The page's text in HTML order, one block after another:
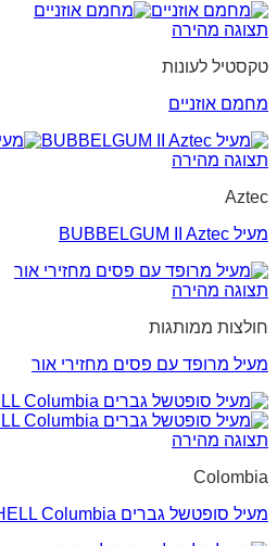
תצוגה מהירה
טקסטיל לעונות
מחמם אוזניים
תצוגה מהירה
Aztec
מעיל BUBBELGUM II Aztec
תצוגה מהירה
חולצות ממותגות
מעיל מרופד עם פסים מחזירי אור
תצוגה מהירה
Colombia
מעיל סופטשל גברים ASCENDER SOFTSHELL Columbia